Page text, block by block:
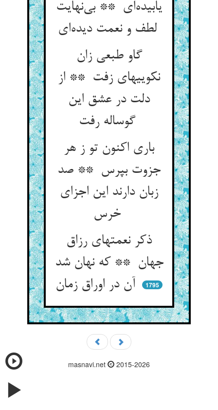
یابیده‌ای ** بی‌نهایت
لطف و نعمت دیده‌ای
گاو طبعی زان
نکوییهای زفت ** از
دلت در عشق این
گوساله رفت
باری اکنون تو ز هر
جزوت بپرس ** صد
زبان دارند این اجزای
ذکر نعمتهای رزاق
جهان ** که نهان شد
1795
masnavi.net 2015-2026